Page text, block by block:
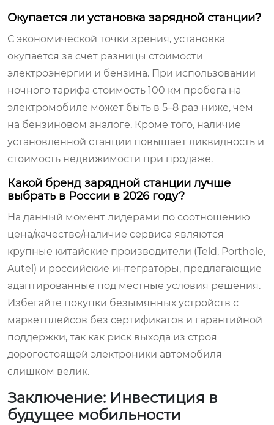
Окупается ли установка зарядной станции?
С экономической точки зрения, установка
окупается за счет разницы стоимости
электроэнергии и бензина. При использовании
ночного тарифа стоимость 100 км пробега на
электромобиле может быть в 5–8 раз ниже, чем
на бензиновом аналоге. Кроме того, наличие
установленной станции повышает ликвидность и
стоимость недвижимости при продаже.
Какой бренд зарядной станции лучше
выбрать в России в 2026 году?
На данный момент лидерами по соотношению
цена/качество/наличие сервиса являются
крупные китайские производители (Teld, Porthole,
Autel) и российские интеграторы, предлагающие
адаптированные под местные условия решения.
Избегайте покупки безымянных устройств с
маркетплейсов без сертификатов и гарантийной
поддержки, так как риск выхода из строя
дорогостоящей электроники автомобиля
слишком велик.
Заключение: Инвестиция в
будущее мобильности